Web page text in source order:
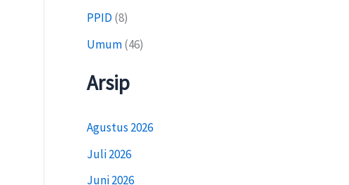
PPID (8)
Umum(46)
Arsip
Agustus 2026
Juli 2026
Juni 2026